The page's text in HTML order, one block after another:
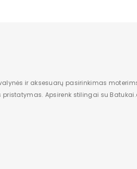
ir aksesuarų pasirinkimas
Apsirenk stilingai su